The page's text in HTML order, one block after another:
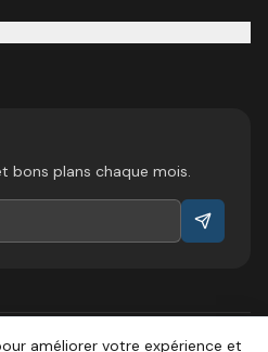
bons plans chaque mois.
améliorer votre expérience et